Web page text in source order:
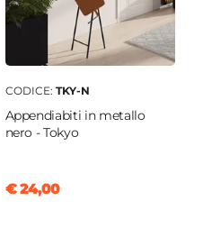
CODICE: TKY-N
Appendiabiti in metallo
nero - Tokyo
€ 24,00